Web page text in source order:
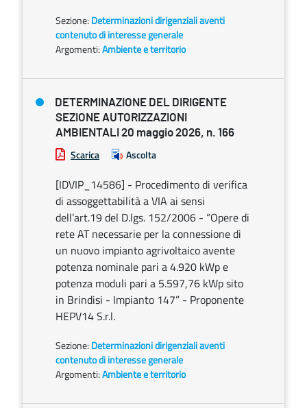
Sezione: Determinazioni dirigenziali aventi
contenuto di interesse generale
Argomenti:Ambiente e territorio
DETERMINAZIONE DEL DIRIGENTE
SEZIONE AUTORIZZAZIONI
AMBIENTALI 20 maggio 2026, n. 166
Scarica Ascolta
[IDVIP_14586] - Procedimento di verifica
di assoggettabilità a VIA ai sensi
dell’art.19 del D.lgs. 152/2006 - “Opere di
rete AT necessarie per la connessione di
un nuovo impianto agrivoltaico avente
potenza nominale pari a 4.920 kWp e
potenza moduli pari a 5.597,76 kWp sito
in Brindisi - Impianto 147” - Proponente
HEPV14 S.r.l.
Sezione: Determinazioni dirigenziali aventi
contenuto di interesse generale
Argomenti:Ambiente e territorio